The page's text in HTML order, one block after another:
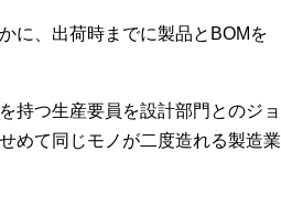
に、出荷時までに製品とBOMを
持つ生産要員を設計部門とのジョ
めて同じモノが二度造れる製造業